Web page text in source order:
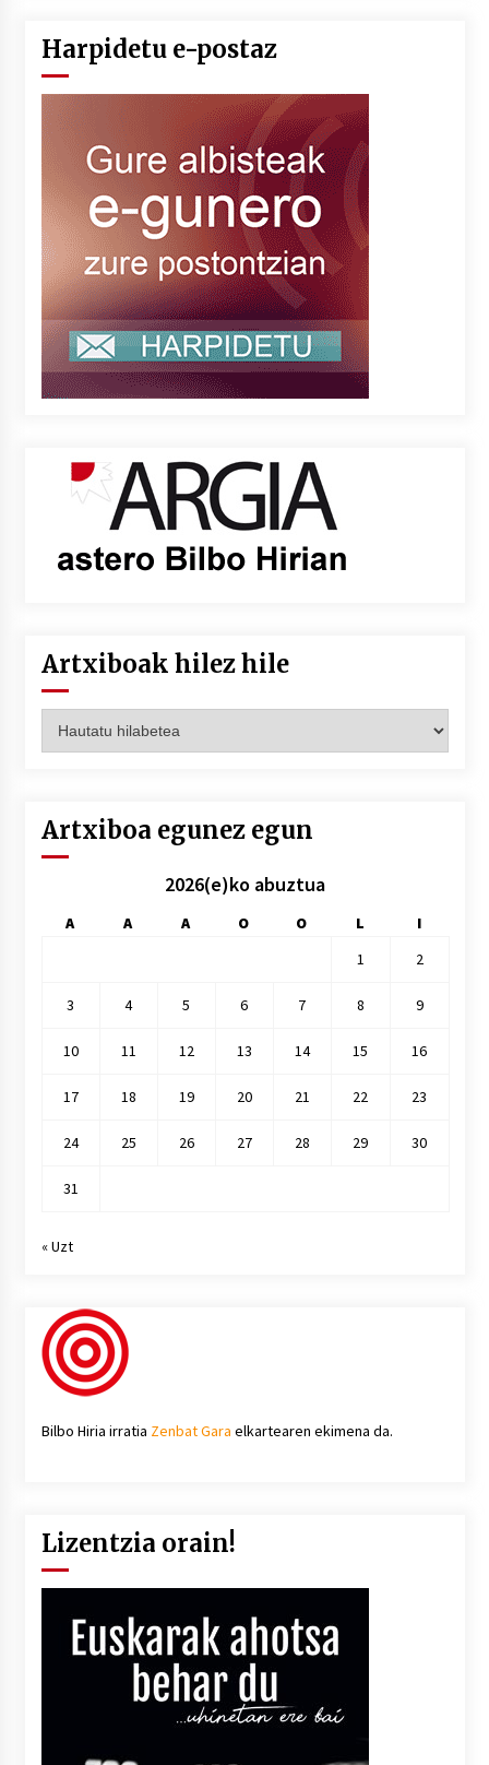
Harpidetu e-postaz
Artxiboak hilez hile
hilez
Artxiboa egunez egun
2026(e)ko abuztua
A A A O O L
I
1
2
3 4 5 6 7 8 9
10 11 12 13 14 15 16
17 18 19 20 21 22 23
24 25 26 27 28 29 30
31
« Uzt
Bilbo Hiria irratia Zenbat Gara elkartearen ekimena da.
Lizentzia orain!